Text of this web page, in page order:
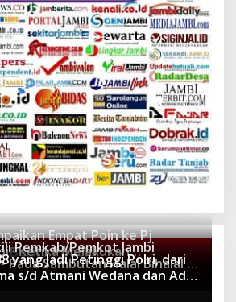
Berita Populer
Empat Poin ke Pj
· Ketika Melakukan
ke Merangin
Pemkab/Pemkot Jambi
Pada Sambutan Halal Bihalal di
yang Jadi Petinggi Polri, dari
s/d Atmani Wedana dan Adhi